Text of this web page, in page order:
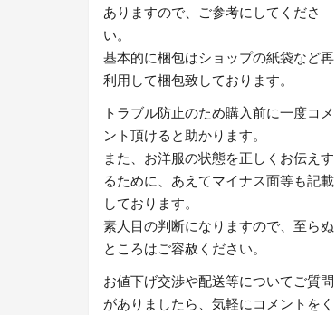
ありますので、ご参考にしてくださ
い。
基本的に梱包はショップの紙袋など再
利用して梱包致しております。
トラブル防止のため購入前に一度コメ
ント頂けると助かります。
また、お洋服の状態を正しくお伝えす
るために、あえてマイナス面等も記載
しております。
素人目の判断になりますので、至らぬ
ところはご容赦ください。
お値下げ交渉や配送等についてご質問
がありましたら、気軽にコメントをく